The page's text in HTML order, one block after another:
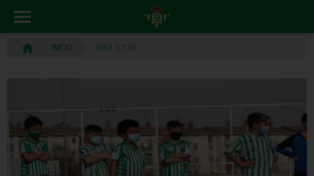
INICIO AREA SOCIAL